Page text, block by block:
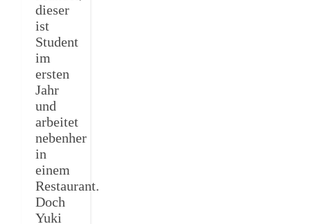
dieser
ist
Student
im
ersten
Jahr
und
arbeitet
nebenher
in
einem
Restaurant.
Doch
Yuki